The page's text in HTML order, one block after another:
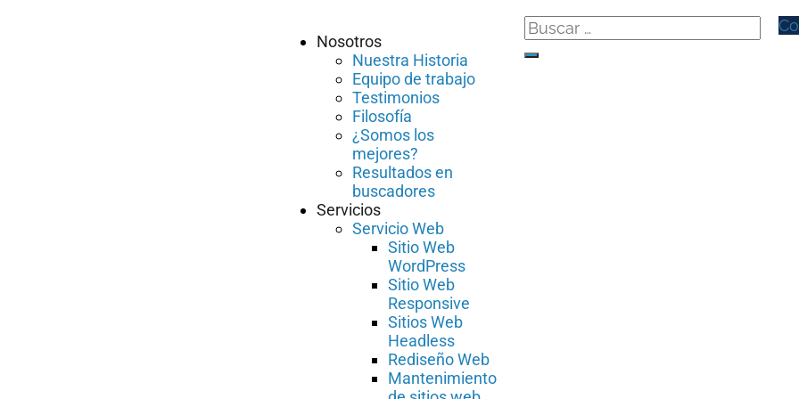
Nosotros
Nuestra Historia
Equipo de trabajo
Testimonios
Filosofía
¿Somos los
mejores?
Resultados en
buscadores
Servicios
Servicio Web
Sitio Web
WordPress
Sitio Web
Responsive
Sitios Web
Headless
Rediseño Web
Mantenimiento